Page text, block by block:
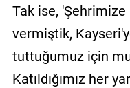
Tak ise,
vermiştik,
tuttuğumuz için
Katıldığımız her